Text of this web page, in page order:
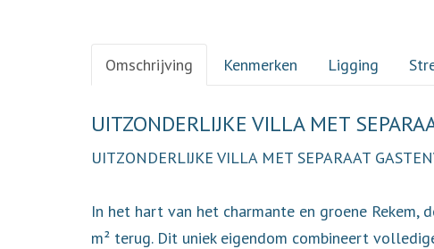
Omschrijving Kenmerken Ligging
Omschrijving
UITZONDERLIJKE VILLA MET
UITZONDERLIJKE VILLA MET SEPARAAT
In het hart van het charmante en groene
m² terug. Dit uniek eigendom combineert